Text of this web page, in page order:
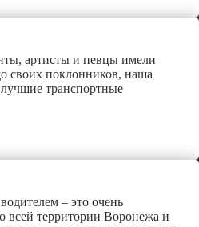
артисты и певцы имели
своих поклонников, наша
транспортные
– это очень
всей территории Воронежа и